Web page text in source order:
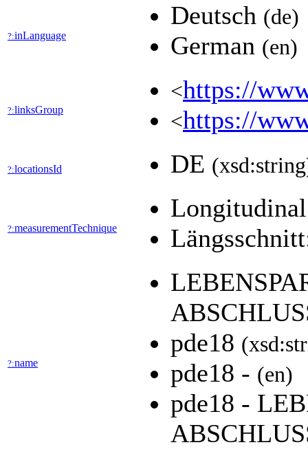
?:inLanguage
Deutsch (de)
German (en)
?:linksGroup
<https://
<https://
?:locationsId DE
?:measurementTechnique
?:name
pde18
pde18 - (en)
pde18 -